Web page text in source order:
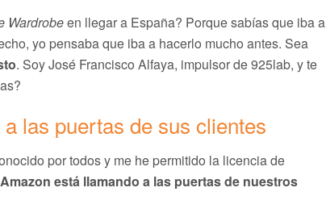
Wardrobeen llegar a España? Porque sabías que iba a
yo pensaba que iba a hacerlo mucho antes. Sea
. Soy José Francisco Alfaya, impulsor de 925lab, y te
las puertas de sus clientes
por todos y me he permitido la licencia de
Amazon está llamando a las puertas de nuestros